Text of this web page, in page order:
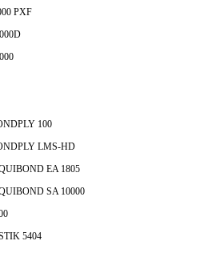
PXF
100
LMS-HD
EA 1805
SA 10000
5404